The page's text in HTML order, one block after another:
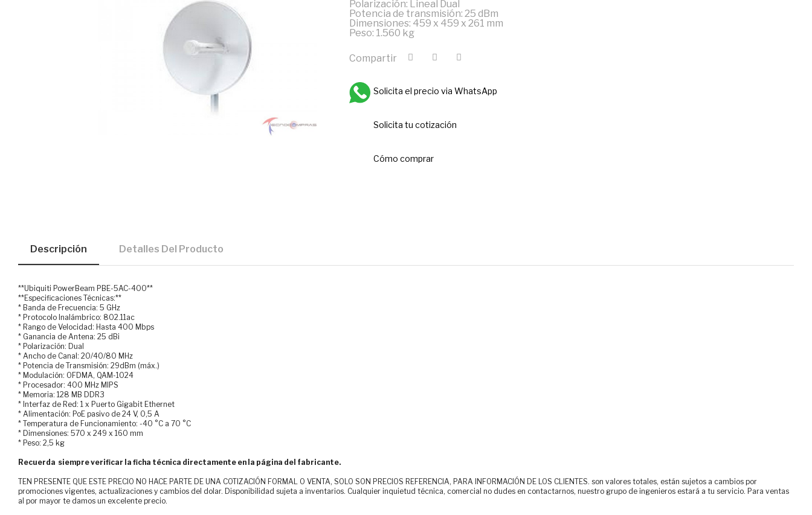
Polarización: Lineal Dual
Potencia de transmisión: 25 dBm
Dimensiones: 459 x 459 x 261 mm
Peso: 1.560 kg
Compartir
Solicita el precio via WhatsApp
Solicita tu cotización
Cómo comprar
Descripción Detalles Del Producto
**Ubiquiti PowerBeam PBE-5AC-400**
**Especificaciones Técnicas:**
* Banda de Frecuencia: 5 GHz
* Protocolo Inalámbrico: 802.11ac
* Rango de Velocidad: Hasta 400 Mbps
* Ganancia de Antena: 25 dBi
* Polarización: Dual
* Ancho de Canal: 20/40/80 MHz
* Potencia de Transmisión: 29dBm (máx.)
* Modulación: OFDMA, QAM-1024
* Procesador: 400 MHz MIPS
* Memoria: 128 MB DDR3
* Interfaz de Red: 1 x Puerto Gigabit Ethernet
* Alimentación: PoE pasivo de 24 V, 0,5 A
* Temperatura de Funcionamiento: -40 °C a 70 °C
* Dimensiones: 570 x 249 x 160 mm
* Peso: 2,5 kg
Recuerda siempre verificar la ficha técnica directamente en la página del fabricante.
TEN PRESENTE QUE ESTE PRECIO NO HACE PARTE DE UNA COTIZACIÓN FORMAL O VENTA, SOLO SON PRECIOS REFERENCIA, PARA INFORMACIÓN DE LOS CLIENTES. son valores totales, están sujetos a cambios por
promociones vigentes, actualizaciones y cambios del dolar. Disponibilidad sujeta a inventarios. Cualquier inquietud técnica, comercial no dudes en contactarnos, nuestro grupo de ingenieros estará a tu servicio. Para ventas
al por mayor te damos un excelente precio.